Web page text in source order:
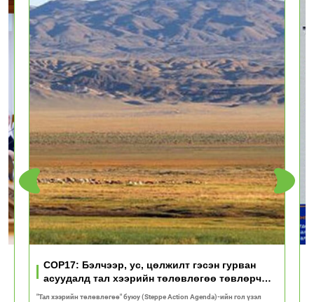
COP17: Бэлчээр, ус, цөлжилт гэсэн гурван
асуудалд тал хээрийн төлөвлөгөө төвлөрч
байна
"Тал хээрийн төлөвлөгөө" буюу (Steppe Action Agenda)-ийн гол үзэл